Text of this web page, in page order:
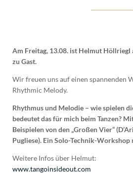
Am Freitag, 13.08. ist Helmut Höllriegl
zu Gast.
Wir freuen uns auf einen spannenden
Rhythmic Melody.
Rhythmus und Melodie – wie spielen
bedeutet das für mich beim Tanzen?
Beispielen von den „Großen Vier“
Pugliese). Ein Solo-Technik-
Weitere Infos über Helmut:
www.tangoinsideout.com